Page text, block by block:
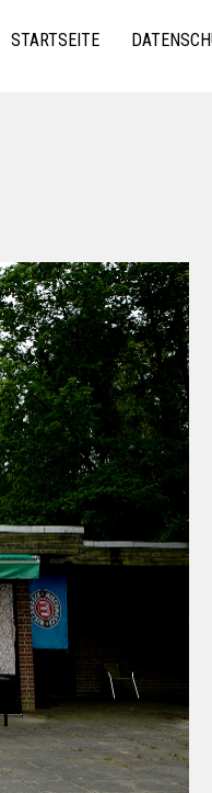
STARTSEITE